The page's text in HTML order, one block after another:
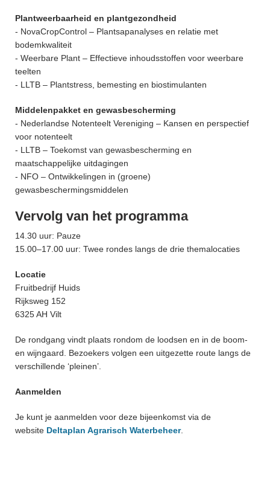
Plantweerbaarheid en plantgezondheid
- NovaCropControl – Plantsapanalyses en relatie met
bodemkwaliteit
- Weerbare Plant – Effectieve inhoudsstoffen voor weerbare
teelten
- LLTB – Plantstress, bemesting en biostimulanten
Middelenpakket en gewasbescherming
- Nederlandse Notenteelt Vereniging – Kansen en perspectief
voor notenteelt
- LLTB – Toekomst van gewasbescherming en
maatschappelijke uitdagingen
- NFO – Ontwikkelingen in (groene)
gewasbeschermingsmiddelen
Vervolg van het programma
14.30 uur: Pauze
15.00–17.00 uur: Twee rondes langs de drie themalocaties
Locatie
Fruitbedrijf Huids
Rijksweg 152
6325 AH Vilt
De rondgang vindt plaats rondom de loodsen en in de boom-
en wijngaard. Bezoekers volgen een uitgezette route langs de
verschillende ‘pleinen’.
Aanmelden
Je kunt je aanmelden voor deze bijeenkomst via de
website Deltaplan Agrarisch Waterbeheer.